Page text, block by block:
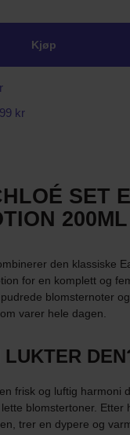
Kjøp
kr
SET
den klassiske
for en komplett og
blomsternoter
varer hele dagen.
LUKTER
frisk og luftig harmoni
blomstertoner. Etter
trer en dypere og